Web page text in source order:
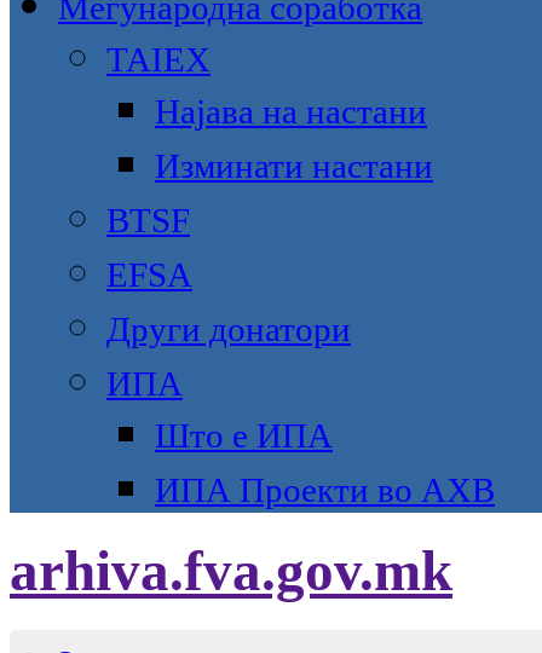
TAIEX
Најава на настани
Изминати настани
BTSF
EFSA
Други донатори
ИПА
Што е ИПА
ИПА Проекти во АХВ
arhiva.fva.gov.mk